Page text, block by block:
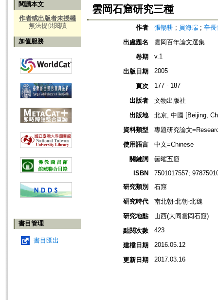
閱讀本文
作者或出版者未授權
無法提供閱讀
加值服務
書目管理
書目匯出
雲岡石窟研究三種
作者 張暢耕 ; 員海瑞 ; 辛長
出處題名
雲岡百年論文選集
卷期
v.1
出版日期 2005
頁次 177 - 187
出版者
文物出版社
出版地
北京, 中國 [Beijing,
資料類型
專題研究論文
使用語言
中文=Chinese
關鍵詞
曇曜五窟
ISBN
7501017557;
研究類別
石窟
研究時代
南北朝-北朝-北魏
研究地點
山西(大同雲岡石窟)
點閱次數
423
建檔日期 2016.05.12
更新日期 2017.03.16